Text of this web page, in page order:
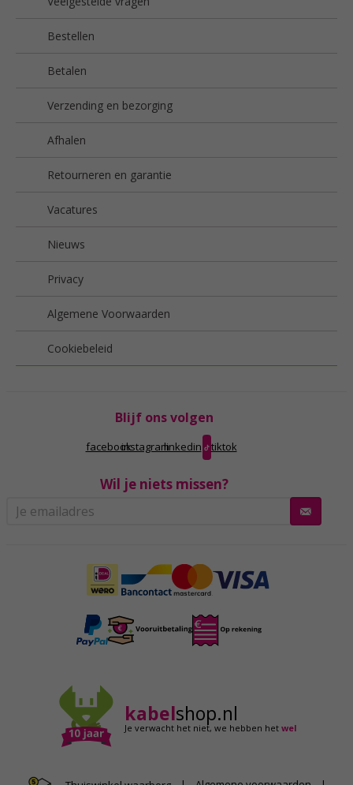
Bestellen
Betalen
Verzending en bezorging
Afhalen
Retourneren en garantie
Vacatures
Nieuws
Privacy
Algemene Voorwaarden
Cookiebeleid
Blijf ons volgen
facebookinstagramlinkedin tiktok
Wil je niets missen?
kabelshop.nl
Je verwacht het niet,we hebben hetwel